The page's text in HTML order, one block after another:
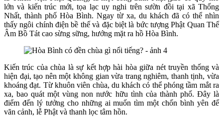
lớn và kiến trúc mới, tọa lạc uy nghi trên sườn đồi tại xã Thống
Nhất, thành phố Hòa Bình. Ngay từ xa, du khách đã có thể nhìn
thấy ngôi chính điện bề thế và đặc biệt là bức tượng Phật Quan Thế
Âm Bồ Tát cao sừng sững, hướng mặt ra hồ Hòa Bình.
Kiến trúc của chùa là sự kết hợp hài hòa giữa nét truyền thống và
hiện đại, tạo nên một không gian vừa trang nghiêm, thanh tịnh, vừa
khoáng đạt. Từ khuôn viên chùa, du khách có thể phóng tầm mắt ra
xa, bao quát một vùng non nước hữu tình của thành phố. Đây là
điểm đến lý tưởng cho những ai muốn tìm một chốn bình yên để
vãn cảnh, lễ Phật và thanh lọc tâm hồn.